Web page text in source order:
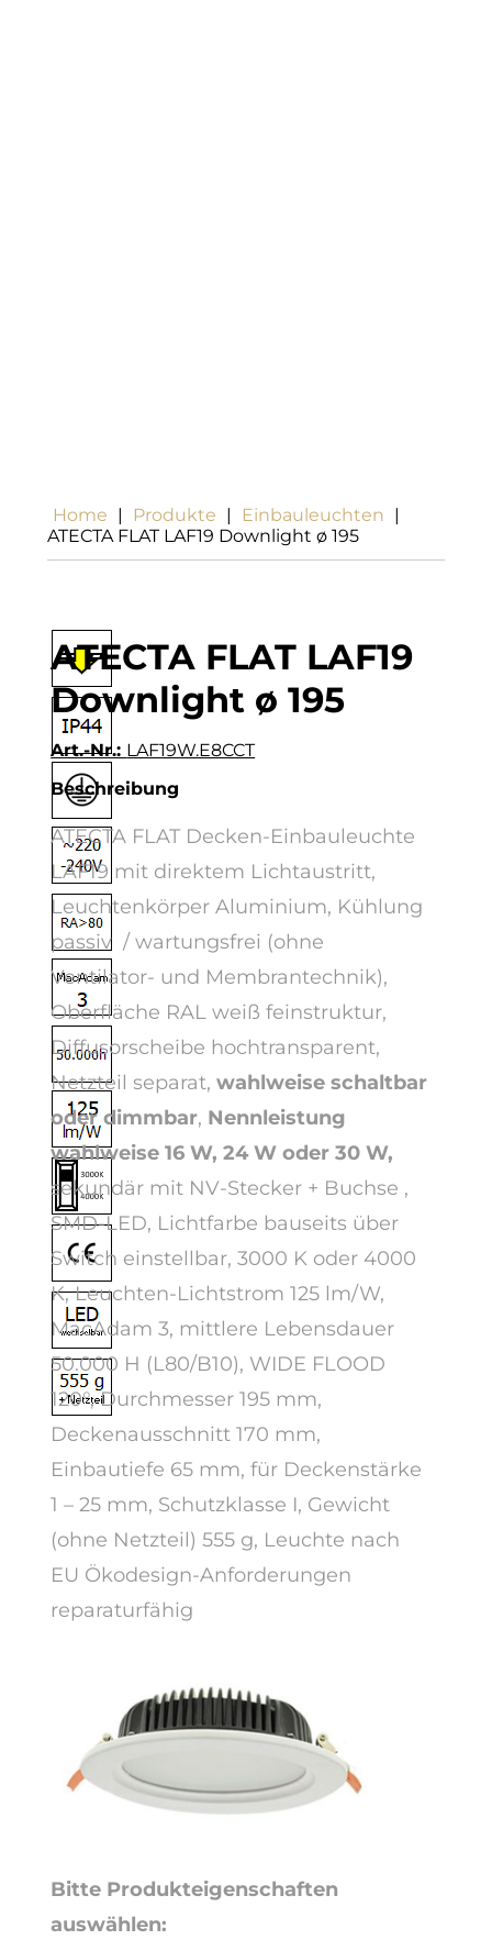
Home | Produkte | Einbauleuchten |
ATECTA FLAT LAF19 Downlight ø 195
ATECTA FLAT LAF19
Downlight ø 195
Art.-Nr.: LAF19W.E8CCT
Beschreibung
ATECTA FLAT Decken-Einbauleuchte
LAF19 mit direktem Lichtaustritt,
Leuchtenkörper Aluminium, Kühlung
passiv / wartungsfrei (ohne
Ventilator- und Membrantechnik),
Oberfläche RAL weiß feinstruktur,
Diffusorscheibe hochtransparent,
Netzteil separat,wahlweise schaltbar
oder dimmbar, Nennleistung
wahlweise 16 W, 24 W oder 30 W,
sekundär mit NV-Stecker + Buchse ,
SMD-LED, Lichtfarbe bauseits über
Switch einstellbar, 3000 K oder 4000
K, Leuchten-Lichtstrom 125 lm/W,
MacAdam 3, mittlere Lebensdauer
50.000 H (L80/B10), WIDE FLOOD
120°, Durchmesser 195 mm,
Deckenausschnitt 170 mm,
Einbautiefe 65 mm, für Deckenstärke
1 – 25 mm, Schutzklasse I, Gewicht
(ohne Netzteil) 555 g, Leuchte nach
EU Ökodesign-Anforderungen
reparaturfähig
Bitte Produkteigenschaften
auswählen: